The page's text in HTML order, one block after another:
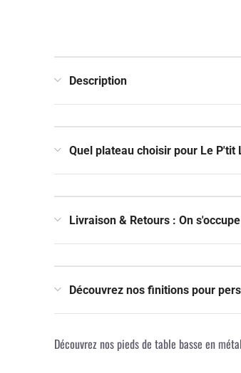
Description
Quel plateau choisir pour Le P'tit
Livraison & Retours : On
Découvrez nos finitions pour
Découvrez nos pieds de table basse en